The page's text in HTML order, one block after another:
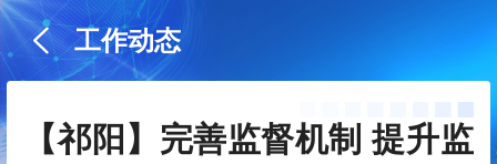
工作动态
【祁阳】完善监督机制 提升监